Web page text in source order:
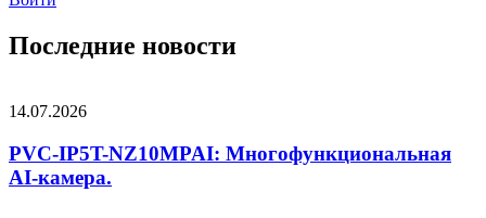
Последние новости
14.07.2026
PVC-IP5T-NZ10MPAI: Многофункциональная
AI-камера.